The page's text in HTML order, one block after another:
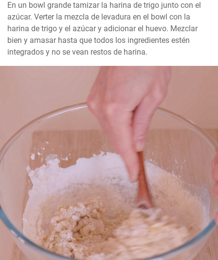
En un bowl grande tamizar la harina de trigo junto con el
azúcar. Verter la mezcla de levadura en el bowl con la
harina de trigo y el azúcar y adicionar el huevo. Mezclar
bien y amasar hasta que todos los ingredientes estén
integrados y no se vean restos de harina.